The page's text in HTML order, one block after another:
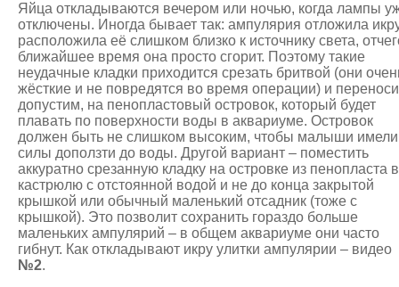
Яйца откладываются вечером или ночью, когда лампы
отключены. Иногда бывает так: ампулярия отложила
расположила её слишком близко к источнику света,
ближайшее время она просто сгорит. Поэтому такие
неудачные кладки приходится срезать бритвой (они
жёсткие и не повредятся во время операции) и
допустим, на пенопластовый островок, который будет
плавать по поверхности воды в аквариуме. Островок
должен быть не слишком высоким, чтобы малыши имели
силы доползти до воды. Другой вариант – поместить
аккуратно срезанную кладку на островке из пенопласта в
кастрюлю с отстоянной водой и не до конца закрытой
крышкой или обычный маленький отсадник (тоже с
крышкой). Это позволит сохранить гораздо больше
маленьких ампулярий – в общем аквариуме они часто
гибнут. Как откладывают икру улитки ампулярии – видео
№2.